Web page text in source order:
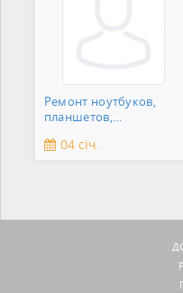
Ремонт ноутбуков,
планшетов,
зеркальны
04 січ.